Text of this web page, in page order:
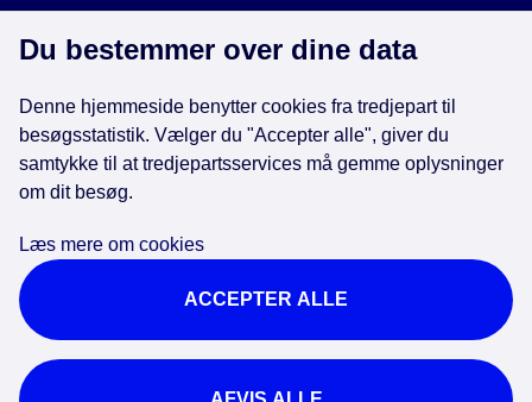
Genveje
EAN-numre i kommunen
Cookies
Tilgængelighedserklæring
Brug af kunstig intelligens
Du bestemmer over dine data
Denne hjemmeside benytter cookies fra tredjepart til
besøgsstatistik. Vælger du "Accepter alle", giver du
samtykke til at tredjepartsservices må gemme oplysninger
om dit besøg.
Læs mere om cookies
ACCEPTER ALLE